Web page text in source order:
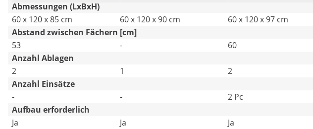
Abmessungen (LxBxH)
60 x 120 x 85 cm
60 x 120 x 90 cm 60 x 120 x 97 cm
Abstand zwischen Fächern [cm]
53
- 60
Anzahl Ablagen
2
1 2
Anzahl Einsätze
-
- 2 Pc
Aufbau erforderlich
Ja
Ja Ja